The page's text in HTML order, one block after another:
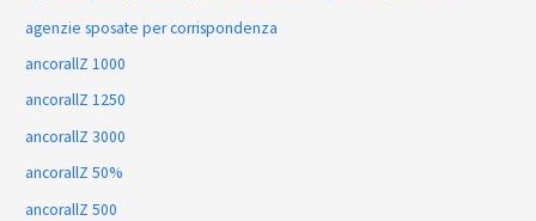
agenzie sposate per corrispondenza
ancorallZ 1000
ancorallZ 1250
ancorallZ 3000
ancorallZ 50%
ancorallZ 500